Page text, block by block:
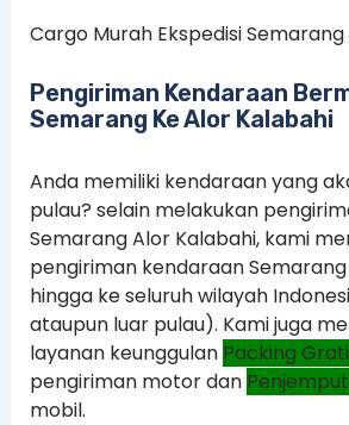
Cargo Murah Ekspedisi
Pengiriman Kendaraan
Semarang Ke Alor Kalabahi
Anda memiliki kendaraan yang
pulau? selain melakukan
Semarang Alor Kalabahi, kami
pengiriman kendaraan
hingga ke seluruh wilayah
ataupun luar pulau). Kami juga
layanan keunggulan Packing
pengiriman motor dan
mobil.